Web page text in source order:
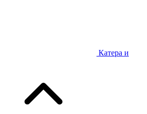
Катера и